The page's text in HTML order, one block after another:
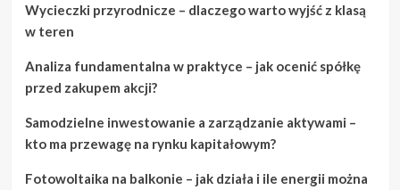
Wycieczki przyrodnicze – dlaczego warto wyjść z klasą
w teren
Analiza fundamentalna w praktyce – jak ocenić spółkę
przed zakupem akcji?
Samodzielne inwestowanie a zarządzanie aktywami –
kto ma przewagę na rynku kapitałowym?
Fotowoltaika na balkonie – jak działa i ile energii można